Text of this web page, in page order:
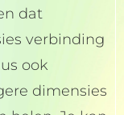
dat
verbinding
ook
dimensies